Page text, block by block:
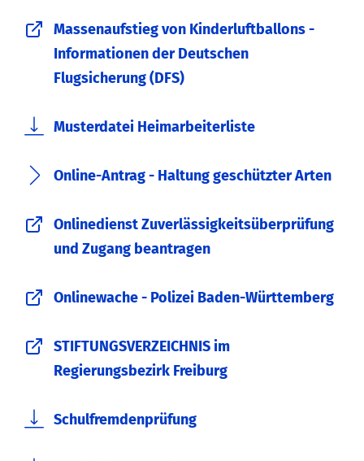
Massenaufstieg von Kinderluftballons -
Informationen der Deutschen
Flugsicherung (DFS)
Musterdatei Heimarbeiterliste
Online-Antrag - Haltung geschützter Arten
Onlinedienst Zuverlässigkeitsüberprüfung
und Zugang beantragen
Onlinewache - Polizei Baden-Württemberg
STIFTUNGSVERZEICHNIS im
Regierungsbezirk Freiburg
Schulfremdenprüfung